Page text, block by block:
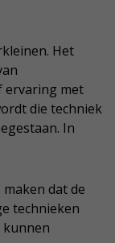
Het
ervaring met
die techniek
In
dat de
technieken
kunnen